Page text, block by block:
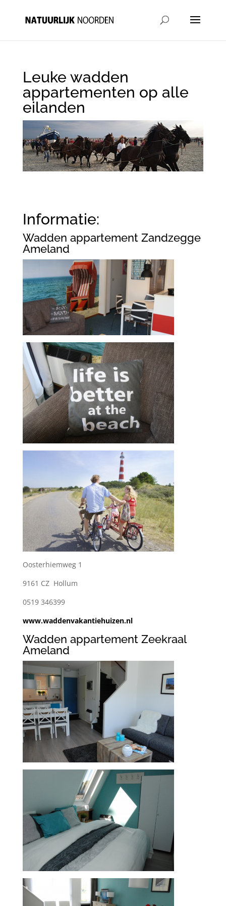
Leuke wadden
appartementen op alle
eilanden
Informatie:
Wadden appartement Zandzegge
Ameland
Oosterhiemweg 1
9161 CZ Hollum
0519 346399
www.waddenvakantiehuizen.nl
Wadden appartement Zeekraal
Ameland